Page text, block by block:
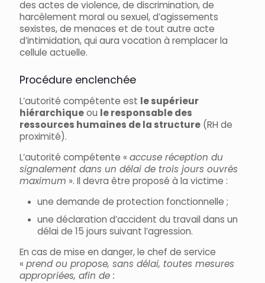
des actes de violence, de discrimination, de
harcèlement moral ou sexuel, d’agissements
sexistes, de menaces et de tout autre acte
d’intimidation, qui aura vocation à remplacer la
cellule actuelle.
Procédure enclenchée
L’autorité compétente est le supérieur
hiérarchiqueou le responsable des
ressources humaines de la structure (RH de
proximité).
L’autorité compétente « accuse réception du
signalement dans un délai de trois jours ouvrés
maximum ». Il devra être proposé à la victime :
une demande de protection fonctionnelle ;
une déclaration d’accident du travail dans un
délai de 15 jours suivant l’agression.
En cas de mise en danger, le chef de service
« prend ou propose, sans délai, toutes mesures
appropriées, afin de :